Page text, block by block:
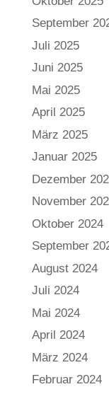
September
Juli 2025
Juni 2025
Mai 2025
April 2025
März 2025
Januar 2025
Dezember
November
Oktober 2024
September
August 2024
Juli 2024
Mai 2024
April 2024
März 2024
Februar 2024